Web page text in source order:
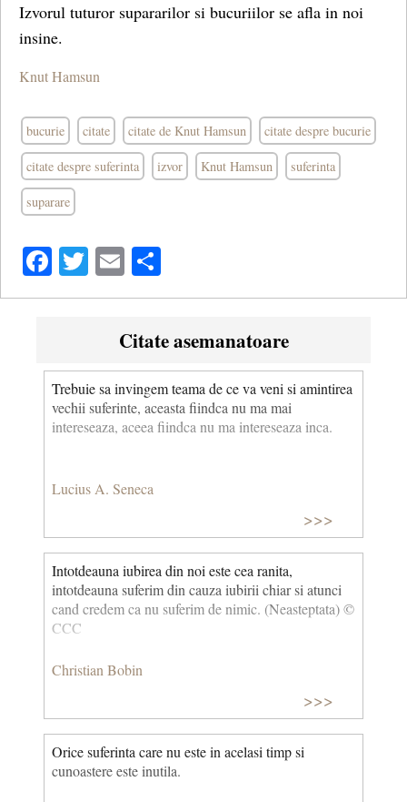
Izvorul tuturor supararilor si bucuriilor se afla in noi
insine.
Knut Hamsun
bucurie citate citate de Knut Hamsun citate despre bucurie
citate despre suferinta izvor Knut Hamsun suferinta
suparare
Facebook
Twitter
Email
Citate asemanatoare
Trebuie sa invingem teama de ce va veni si amintirea
vechii suferinte, aceasta fiindca nu ma mai
intereseaza, aceea fiindca nu ma intereseaza inca.
Lucius A. Seneca
>>>
Intotdeauna iubirea din noi este cea ranita,
intotdeauna suferim din cauza iubirii chiar si atunci
cand credem ca nu suferim de nimic. (Neasteptata) ©
CCC
Christian Bobin
>>>
Orice suferinta care nu este in acelasi timp si
cunoastere este inutila.